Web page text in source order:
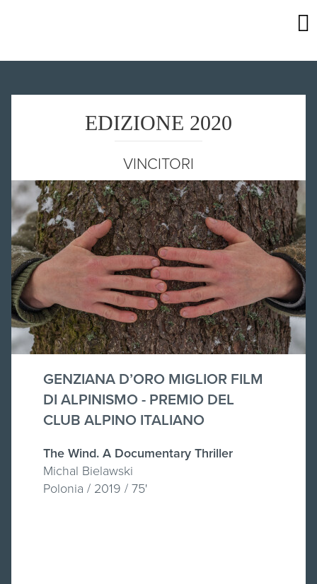
EDIZIONE 2020
VINCITORI
GENZIANA D’ORO MIGLIOR FILM
DI ALPINISMO - PREMIO DEL
CLUB ALPINO ITALIANO
The Wind. A Documentary Thriller
Michal Bielawski
Polonia / 2019 / 75'